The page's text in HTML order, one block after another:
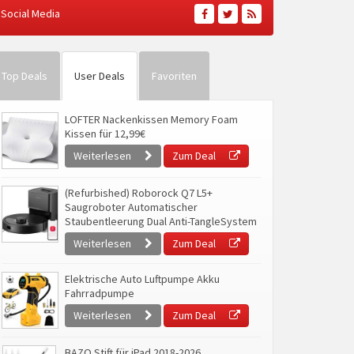
Social Media
Top Deals User Deals Favoriten
LOFTER Nackenkissen Memory Foam
Kissen für 12,99€
Weiterlesen
Zum Deal
(Refurbished) Roborock Q7 L5+
Saugroboter Automatischer
Staubentleerung Dual Anti-TangleSystem
Weiterlesen
Zum Deal
Elektrische Auto Luftpumpe Akku
Fahrradpumpe
Weiterlesen
Zum Deal